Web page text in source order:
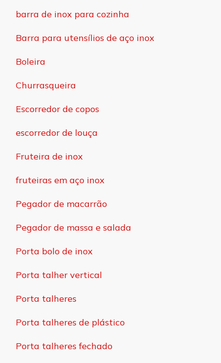
barra de inox para cozinha
Barra para utensílios de aço inox
Boleira
Churrasqueira
Escorredor de copos
escorredor de louça
Fruteira de inox
fruteiras em aço inox
Pegador de macarrão
Pegador de massa e salada
Porta bolo de inox
Porta talher vertical
Porta talheres
Porta talheres de plástico
Porta talheres fechado